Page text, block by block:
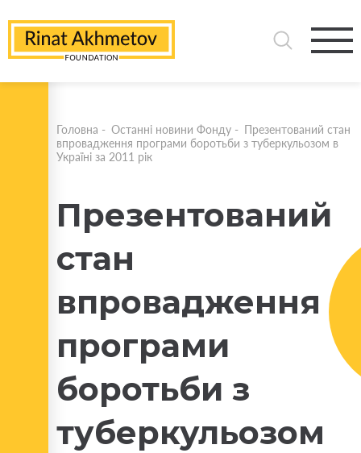
Головна - Останні новини Фонду - Презентований стан
впровадження програми боротьби з туберкульозом в
Україні за 2011 рік
Презентований
стан
впровадження
програми
боротьби з
туберкульозом